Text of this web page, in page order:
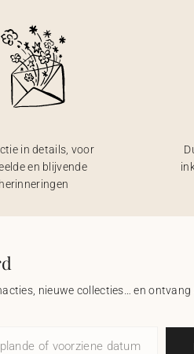
in details, voor
en blijvende
herinneringen
nieuwe collecties… en
of voorziene datum